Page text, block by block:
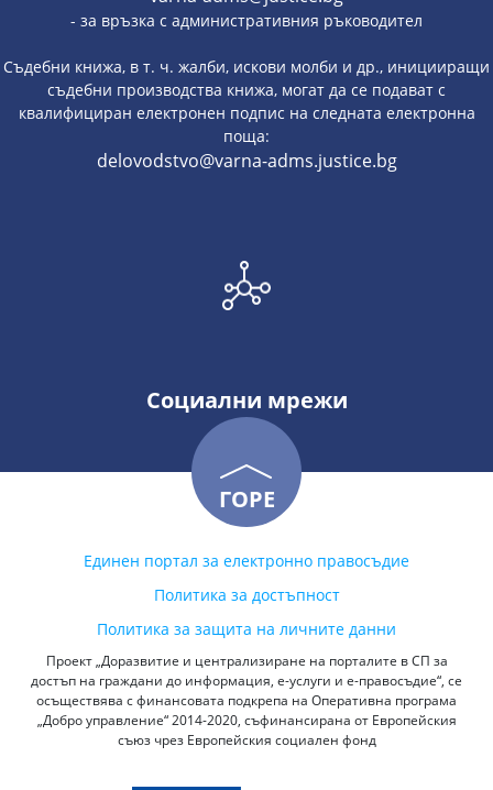
- за връзка с административния ръководител
Съдебни книжа, в т. ч. жалби, искови молби и др., иницииращи
съдебни производства книжа, могат да се подават с
квалифициран електронен подпис на следната електронна
поща:
delovodstvo@varna-adms.justice.bg
Социални мрежи
ГОРЕ
Единен портал за електронно правосъдие
Политика за достъпност
Политика за защита на личните данни
Проект „Доразвитие и централизиране на порталите в СП за
достъп на граждани до информация, е-услуги и е-правосъдие“, се
осъществява с финансовата подкрепа на Оперативна програма
„Добро управление“ 2014-2020, съфинансирана от Европейския
съюз чрез Европейския социален фонд